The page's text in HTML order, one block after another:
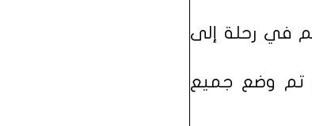
في رحلة إلى
تم وضع جميع